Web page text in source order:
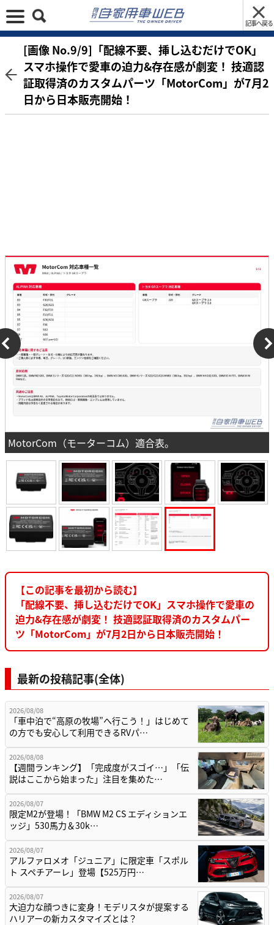
記事へ戻る
[画像 No.9/9]「配線不要、挿し込むだけでOK」
スマホ操作で愛車の迫力&存在感が劇変！ 技適認
証取得済のカスタムパーツ「MotorCom」が7月2
日から日本販売開始！
MotorCom（モーターコム）適合表。
【この記事を最初から読む】
「配線不要、挿し込むだけでOK」スマホ操作で愛車の
迫力&存在感が劇変！ 技適認証取得済のカスタムパー
ツ「MotorCom」が7月2日から日本販売開始！
最新の投稿記事(全体)
2026/08/08
「車中泊で“高原の牧場”へ行こう！」はじめて
の方でも安心して利用できるRVパ…
2026/08/08
【週間ランキング】「完成度がスゴイ…」「伝
説はここから始まった」注目を集めた…
2026/08/07
限定M2が登場！「BMW M2 CS エディションエ
ッジ」530馬力＆30k…
2026/08/07
アルファロメオ「ジュニア」に限定車「スポル
ト スペチアーレ」登場【525万円…
2026/08/07
大迫力な顔つきに変身！モデリスタが提案する
ハリアーの新カスタマイズとは？